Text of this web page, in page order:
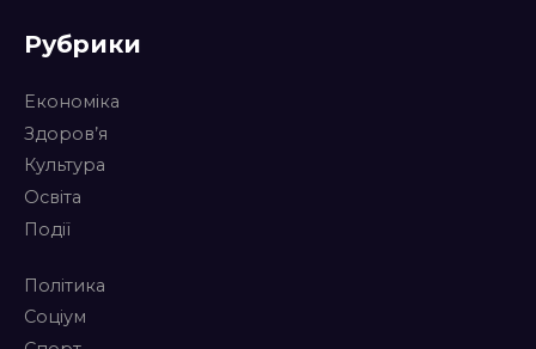
Рубрики
Економіка
Здоров’я
Культура
Освіта
Події
Політика
Соціум